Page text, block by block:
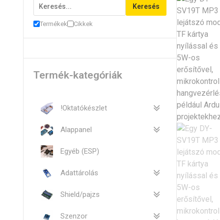
Keresés
Termékek Cikkek
Termék-kategóriák
!Oktatókészlet
Alappanel
Egyéb (ESP)
Adattárolás
Shield/pajzs
Szenzor